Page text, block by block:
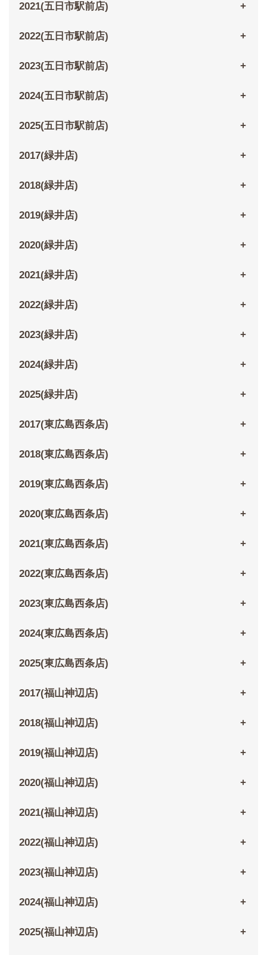
2021(五日市駅前店)
2022(五日市駅前店)
2023(五日市駅前店)
2024(五日市駅前店)
2025(五日市駅前店)
2017(緑井店)
2018(緑井店)
2019(緑井店)
2020(緑井店)
2021(緑井店)
2022(緑井店)
2023(緑井店)
2024(緑井店)
2025(緑井店)
2017(東広島西条店)
2018(東広島西条店)
2019(東広島西条店)
2020(東広島西条店)
2021(東広島西条店)
2022(東広島西条店)
2023(東広島西条店)
2024(東広島西条店)
2025(東広島西条店)
2017(福山神辺店)
2018(福山神辺店)
2019(福山神辺店)
2020(福山神辺店)
2021(福山神辺店)
2022(福山神辺店)
2023(福山神辺店)
2024(福山神辺店)
2025(福山神辺店)